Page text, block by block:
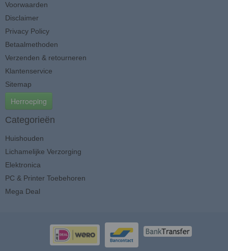
Voorwaarden
Disclaimer
Privacy Policy
Betaalmethoden
Verzenden & retourneren
Klantenservice
Sitemap
Herroeping
Categorieën
Huishouden
Lichamelijke Verzorging
Elektronica
PC & Printer Toebehoren
Mega Deal